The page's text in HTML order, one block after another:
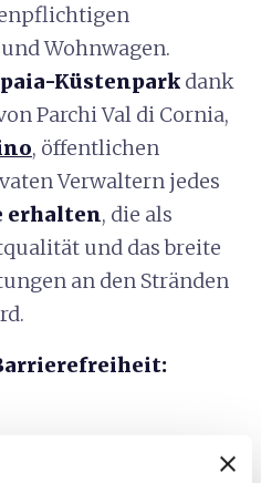
Wohnwagen.
Küstenpark dank
Parchi Val di Cornia,
, öffentlichen
Verwaltern jedes
erhalten, die als
und das breite
an den Stränden